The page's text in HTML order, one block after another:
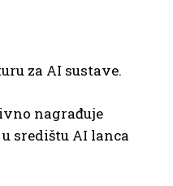
za AI sustave.
nagrađuje
središtu AI lanca